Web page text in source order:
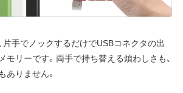
片手でノックするだけでUSBコネクタの出
モリーです。両手で持ち替える煩わしさも、
ありません。